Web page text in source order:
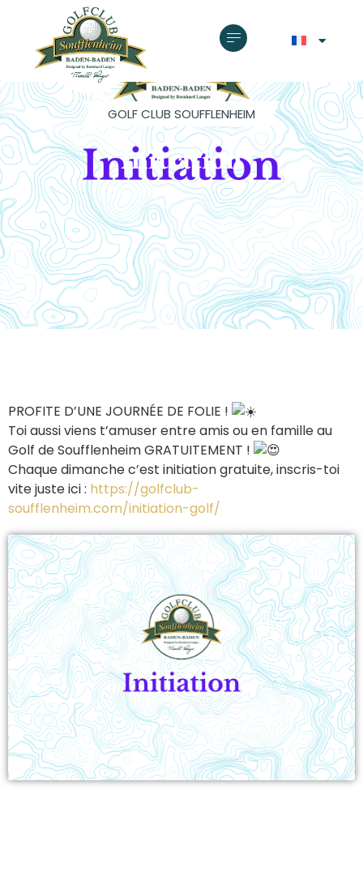
GOLF CLUB SOUFFLENHEIM
Initiation
PROFITE D’UNE JOURNÉE DE FOLIE !
Toi aussi viens t’amuser entre amis ou en famille au
Golf de Soufflenheim GRATUITEMENT !
Chaque dimanche c’est initiation gratuite, inscris-toi
vite juste ici : https://golfclub-
soufflenheim.com/initiation-golf/